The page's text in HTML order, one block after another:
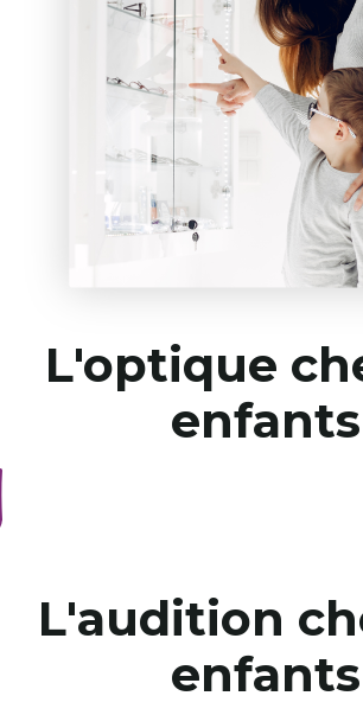
L'optique
enfants
L'audition
enfants